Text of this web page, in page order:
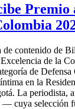
Premio
contenido de
de la
de
en la
La periodista,
— cuya selección